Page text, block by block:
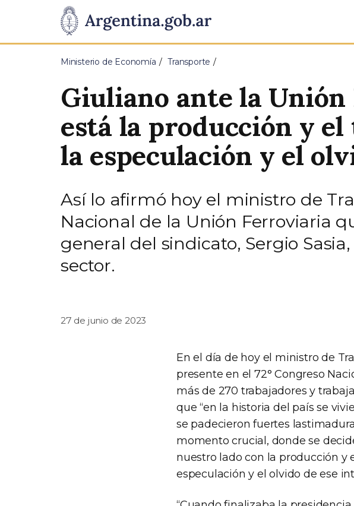
Presidencia
de
Pasar al contenido principal
Ministerio de Economía Transporte
Giuliano ante la
está la producción y
la especulación y el
Así lo afirmó hoy el ministro de
Nacional de la Unión Ferroviaria
general del sindicato, Sergio
sector.
27 de junio de 2023
En el día de hoy el ministro de
presente en el 72° Congreso
más de 270 trabajadores y
que “en la historia del país se
se padecieron fuertes
momento crucial, donde se
nuestro lado con la producción y
especulación y el olvido de ese